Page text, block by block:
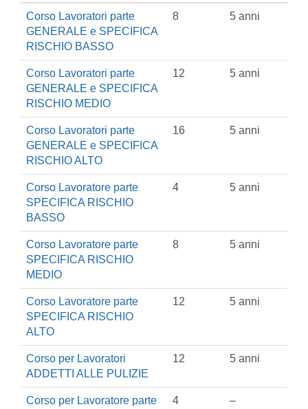
Corso Lavoratori parte
GENERALE e SPECIFICA
RISCHIO BASSO
8 5 anni
Corso Lavoratori parte
GENERALE e SPECIFICA
RISCHIO MEDIO
12 5 anni
Corso Lavoratori parte
GENERALE e SPECIFICA
RISCHIO ALTO
16 5 anni
Corso Lavoratore parte
SPECIFICA RISCHIO
BASSO
4 5 anni
Corso Lavoratore parte
SPECIFICA RISCHIO
MEDIO
8 5 anni
Corso Lavoratore parte
SPECIFICA RISCHIO
ALTO
12 5 anni
Corso per Lavoratori
ADDETTI ALLE PULIZIE
12 5 anni
Corso per Lavoratore parte
4 –